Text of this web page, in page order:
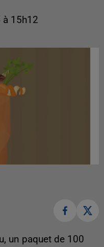
à 15h12
un paquet de 100